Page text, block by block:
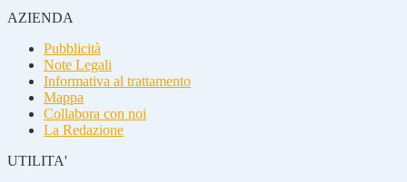
AZIENDA
Pubblicità
Note Legali
Informativa al trattamento
Mappa
Collabora con noi
La Redazione
UTILITA'